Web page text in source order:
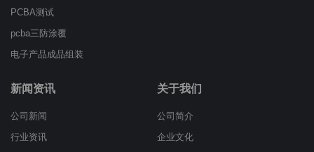
PCBA测试
pcba三防涂覆
电子产品成品组装
新闻资讯
公司新闻
行业资讯
关于我们
公司简介
企业文化